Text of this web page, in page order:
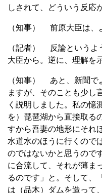
しされて、どういう反応
（知事） 前原大臣は、
（記者） 反論というよ
大臣から。逆に、理解を
（知事） あと、新聞で
ますが、そのことも少し
く説明しました。私の憶
を）琵琶湖から直接取る
すから吾妻の地形にそれ
水道水のほうに行くので
のではないかと思うので
に合流して、それが薄ま
るのです」と。そして、
は（品木）ダムを造って